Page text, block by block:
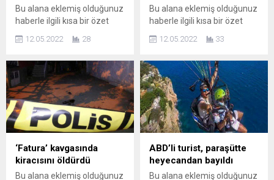
Bu alana eklemiş olduğunuz
haberle ilgili kısa bir özet
metin yazı düzenleme
bölümünden eklenebilir.
Özet eklenmişse başlık
altında kalın olarak bu
şekilde gösterilir,
eklenmemişse bu alan boş
kalır.
12.05.2022 28
Bu alana eklemiş olduğunuz
haberle ilgili kısa bir özet
metin yazı düzenleme
bölümünden eklenebilir.
Özet eklenmişse başlık
altında kalın olarak bu
şekilde gösterilir,
eklenmemişse bu alan boş
kalır.
12.05.2022 33
‘Fatura’ kavgasında
kiracısını öldürdü
Bu alana eklemiş olduğunuz
ABD’li turist, paraşütte
heyecandan bayıldı
Bu alana eklemiş olduğunuz